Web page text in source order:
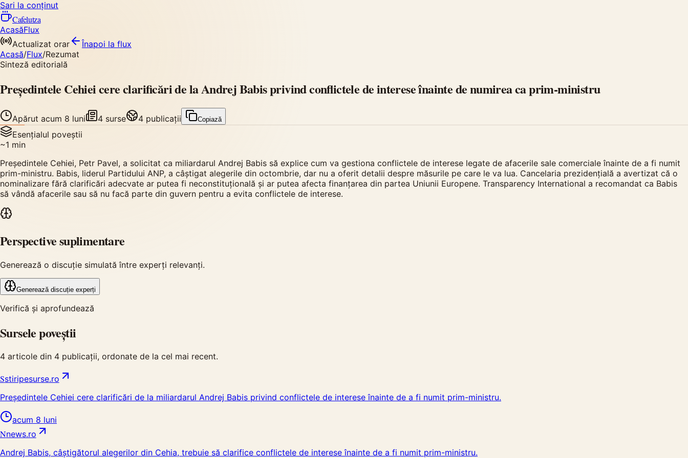
Sari la conținut
Cafelutza
AcasăFlux
Actualizat orar
Înapoi la flux
Acasă/Flux/Rezumat
Sinteză editorială
Președintele Cehiei cere clarificări de la Andrej Babis privind conflictele de interese înainte de numirea ca prim-ministru
Apărut acum 8 luni 4 surse 4 publicații Copiază
Esențialul poveștii
~1 min
Președintele Cehiei, Petr Pavel, a solicitat ca miliardarul Andrej Babis să explice cum va gestiona conflictele de interese legate de afacerile sale comerciale înainte de a fi numit
prim-ministru. Babis, liderul Partidului ANP, a câștigat alegerile din octombrie, dar nu a oferit detalii despre măsurile pe care le va lua. Cancelaria prezidențială a avertizat că o
nominalizare fără clarificări adecvate ar putea fi neconstituțională și ar putea afecta finanțarea din partea Uniunii Europene. Transparency International a recomandat ca Babis
să vândă afacerile sau să nu facă parte din guvern pentru a evita conflictele de interese.
Perspective suplimentare
Generează o discuție simulată între experți relevanți.
Generează discuție experți
Verifică și aprofundează
Sursele poveștii
4 articole din 4 publicații, ordonate de la cel mai recent.
Sstiripesurse.ro
Președintele Cehiei cere clarificări de la miliardarul Andrej Babis privind conflictele de interese înainte de a fi numit prim-ministru.
acum 8 luni
Nnews.ro
Andrej Babis, câștigătorul alegerilor din Cehia, trebuie să clarifice conflictele de interese înainte de a fi numit prim-ministru.